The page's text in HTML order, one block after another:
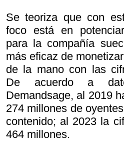
Se teoriza que con
foco está en
para la compañía
más eficaz de
de la mano con las
De acuerdo a
Demandsage, al 2019
274 millones de
contenido; al 2023 la
464 millones.